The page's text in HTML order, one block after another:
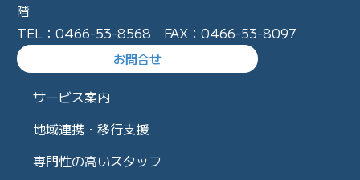
階
TEL：0466-53-8568 FAX：0466-53-8097
お問合せ
サービス案内
地域連携・移行支援
専門性の高いスタッフ